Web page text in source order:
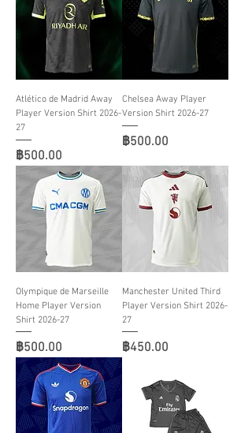
Atlético de Madrid Away
Player Version Shirt 2026-
27
ราคา
฿500.00
Chelsea Away Player
Version Shirt 2026-27
ราคา
฿500.00
Olympique de Marseille
Home Player Version
Shirt 2026-27
ราคา
฿500.00
Manchester United Third
Player Version Shirt 2026-
27
ราคา
฿450.00